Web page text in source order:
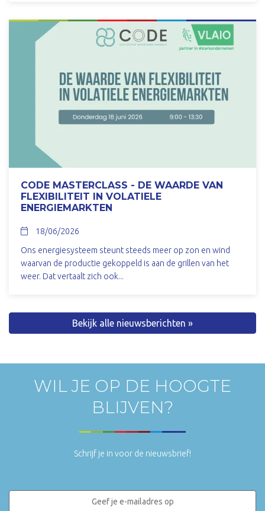
CODE MASTERCLASS - DE WAARDE VAN
FLEXIBILITEIT IN VOLATIELE
ENERGIEMARKTEN
18/06/2026
Ons energiesysteem steunt steeds meer op zon en wind
waarvan de productie gekoppeld is aan de grillen van het
weer. Dat vertaalt zich ook...
Bekijk alle nieuwsberichten »
WIL JE OP DE HOOGTE
BLIJVEN?
Schrijf je in voor de nieuwsbrief!